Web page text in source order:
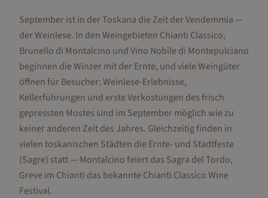
September ist in der Toskana die Zeit der Vendemmia —
der Weinlese. In den Weingebieten Chianti Classico,
Brunello di Montalcino und Vino Nobile di Montepulciano
beginnen die Winzer mit der Ernte, und viele Weingüter
öffnen für Besucher: Weinlese-Erlebnisse,
Kellerführungen und erste Verkostungen des frisch
gepressten Mostes sind im September möglich wie zu
keiner anderen Zeit des Jahres. Gleichzeitig finden in
vielen toskanischen Städten die Ernte- und Stadtfeste
(Sagre) statt — Montalcino feiert das Sagra del Tordo,
Greve im Chianti das bekannte Chianti Classico Wine
Festival.